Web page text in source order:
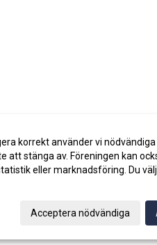
korrekt använder vi
att stänga av. Föreningen kan
eller marknadsföring. Du
Acceptera nödvändiga